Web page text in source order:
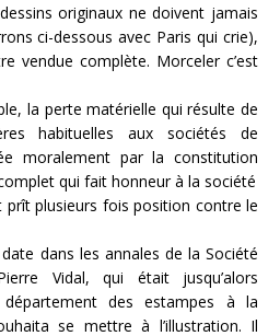
originaux ne doivent jamais
ci-dessous avec Paris qui crie),
vendue complète. Morceler c’est
la perte matérielle qui résulte de
habituelles aux sociétés de
moralement par la constitution
qui fait honneur à la société
prît plusieurs fois position contre le
dans les annales de la Société
Vidal, qui était jusqu’alors
des estampes à la
se mettre à l’illustration. Il